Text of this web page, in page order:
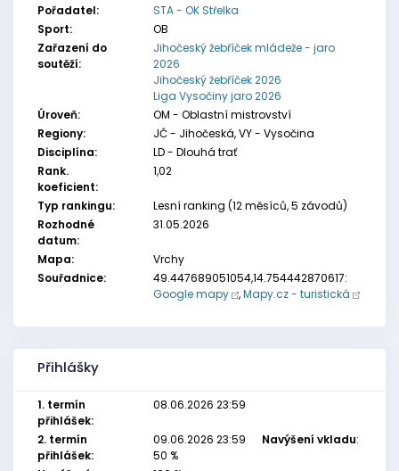
Pořadatel:
STA - OK Střelka
Sport:
OB
Zařazení do
soutěží:
Jihočeský žebříček mládeže - jaro
2026
Jihočeský žebříček 2026
Liga Vysočiny jaro 2026
Úroveň:
OM - Oblastní mistrovství
Regiony:
JČ - Jihočeská, VY - Vysočina
Disciplína:
LD - Dlouhá trať
Rank.
koeficient:
1,02
Typ rankingu:
Lesní ranking (12 měsíců, 5 závodů)
Rozhodné
datum:
31.05.2026
Mapa:
Vrchy
Souřadnice:
49.447689051054,14.754442870617:
Google mapy
,Mapy.cz - turistická
Přihlášky
1. termín
přihlášek:
08.06.2026 23:59
2. termín
přihlášek:
09.06.2026 23:59 Navýšení vkladu:
50 %